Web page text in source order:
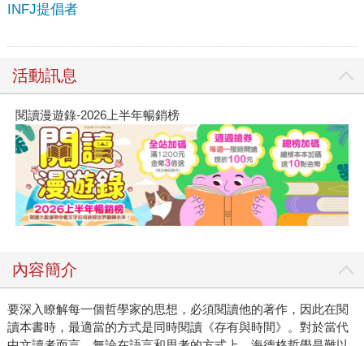
INFJ提倡者
活動訊息
閱讀漫遊錄-2026上半年暢銷榜
內容簡介
要深入瞭解每一個哲學家的思想，必須閱讀他的著作，因此在閱
讀本書時，最適當的方式是同時閱讀《存有與時間》。對於當代